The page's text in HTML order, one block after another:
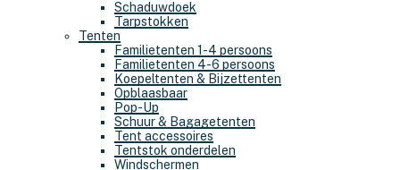
Schaduwdoek
Tarpstokken
Tenten
Familietenten 1-4 persoons
Familietenten 4-6 persoons
Koepeltenten & Bijzettenten
Opblaasbaar
Pop-Up
Schuur & Bagagetenten
Tent accessoires
Tentstok onderdelen
Windschermen